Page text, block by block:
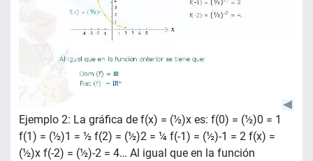
Ejemplo 2: La gráfica de f(x) = (½)x es: f(0) = (½)0 = 1
f(1) = (½)1 = ½ f(2) = (½)2 = ¼ f(-1) = (½)-1 = 2 f(x) =
(½)x f(-2) = (½)-2 = 4… Al igual que en la función